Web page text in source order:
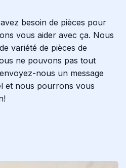
besoin de pièces pour
vous aider avec ça. Nous
variété de pièces de
ne pouvons pas tout
nous un message
et nous pourrons vous